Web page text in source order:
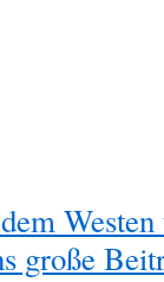
Westen
große